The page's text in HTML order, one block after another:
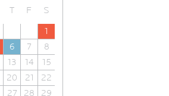
T F
S
1
6 7
8
13 14
15
20 21
22
27 28
29